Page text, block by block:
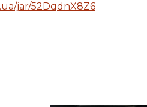
jar/52DqdnX8Z6